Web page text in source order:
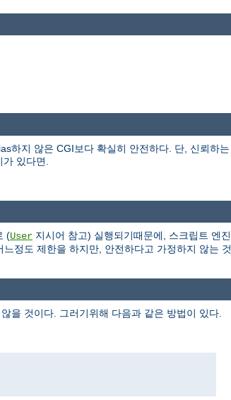
하지 않은 CGI보다 확실히 안전하다. 단, 신뢰하는
있다면.
(User 지시어 참고) 실행되기때문에, 스크립트 엔진
정도 제한을 하지만, 안전하다고 가정하지 않는 것
을 것이다. 그러기위해 다음과 같은 방법이 있다.